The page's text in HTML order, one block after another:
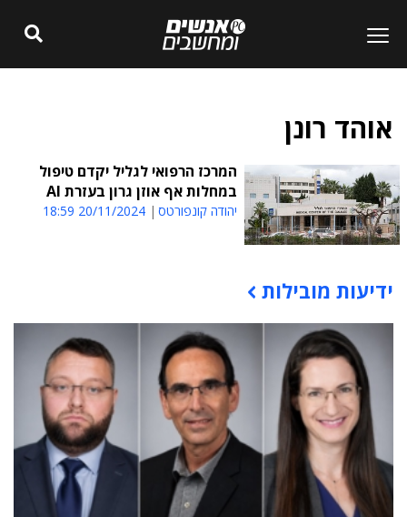
אוהד רונן
המרכז הרפואי לגליל יקדם טיפול
במחלות אף אוזן גרון בעזרת AI
יהודה קונפורטס 20/11/2024 18:59
תוכן פרסומי
ידיעות מובילות